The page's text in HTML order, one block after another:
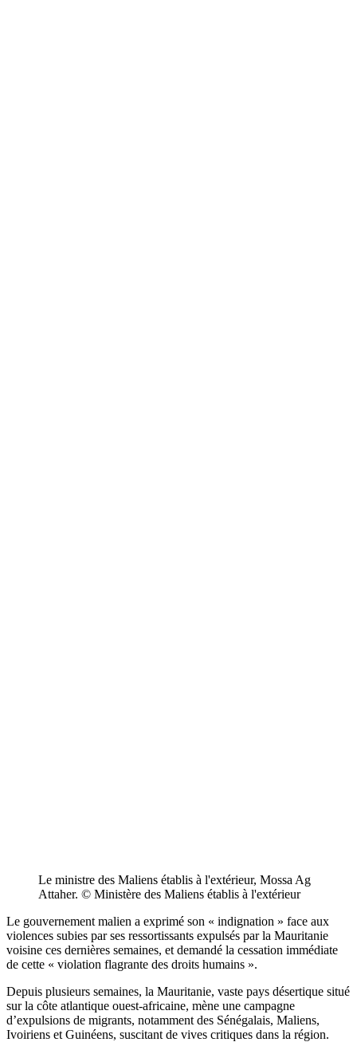
Le ministre des Maliens établis à l'extérieur, Mossa Ag
Attaher. © Ministère des Maliens établis à l'extérieur
Le gouvernement malien a exprimé son « indignation » face aux
violences subies par ses ressortissants expulsés par la Mauritanie
voisine ces dernières semaines, et demandé la cessation immédiate
de cette « violation flagrante des droits humains ».
Depuis plusieurs semaines, la Mauritanie, vaste pays désertique situé
sur la côte atlantique ouest-africaine, mène une campagne
d’expulsions de migrants, notamment des Sénégalais, Maliens,
Ivoiriens et Guinéens, suscitant de vives critiques dans la région.